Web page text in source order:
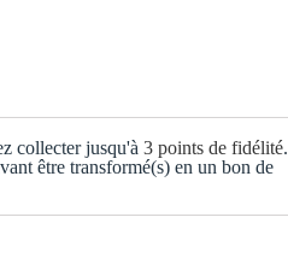
collecter jusqu'à 3 points de fidélité.
être transformé(s) en un bon de